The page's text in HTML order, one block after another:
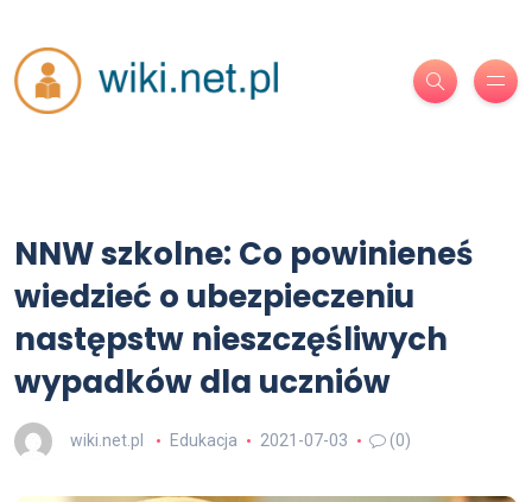
NNW szkolne: Co powinieneś
wiedzieć o ubezpieczeniu
następstw nieszczęśliwych
wypadków dla uczniów
wiki.net.pl Edukacja 2021-07-03 (0)